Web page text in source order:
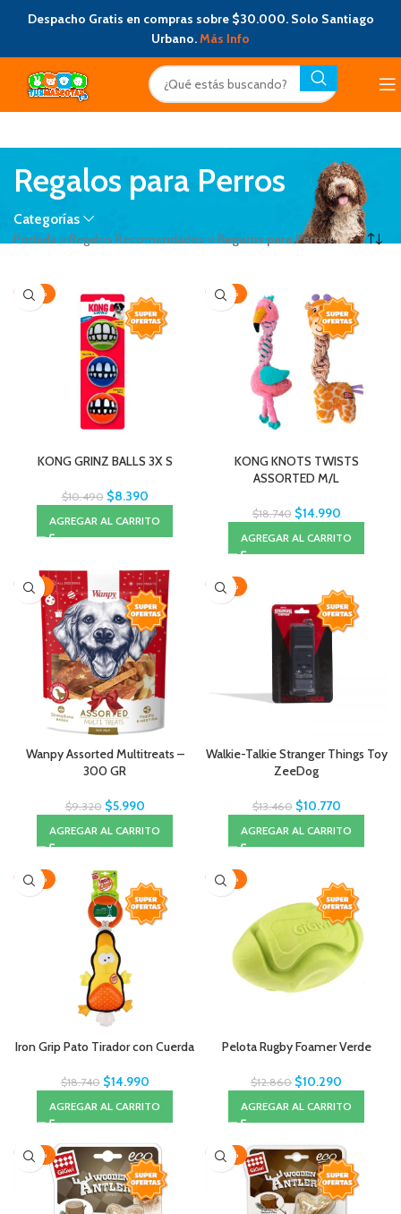
Despacho Gratis en compras sobre $30.000. Solo Santiago
Urbano.Más Info
Regalos para Perros
Categorías
Portada »Regalos Recomendados » Regalos para Perros
-20%
KONG GRINZ BALLS 3X S
$10.490 $8.390
AGREGAR AL CARRITO
-20%
KONG KNOTS TWISTS
ASSORTED M/L
$18.740 $14.990
AGREGAR AL CARRITO
-36%
Wanpy Assorted Multitreats –
300 GR
$9.320 $5.990
AGREGAR AL CARRITO
-20%
Walkie-Talkie Stranger Things Toy
ZeeDog
$13.460 $10.770
AGREGAR AL CARRITO
-20%
Iron Grip Pato Tirador con Cuerda
$18.740 $14.990
AGREGAR AL CARRITO
-20%
Pelota Rugby Foamer Verde
$12.860 $10.290
AGREGAR AL CARRITO
-20% -20%